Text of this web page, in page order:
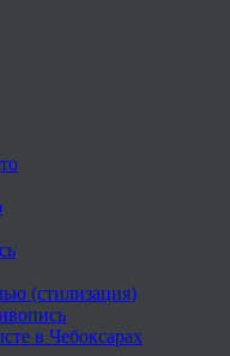
(стилизация)
в Чебоксарах